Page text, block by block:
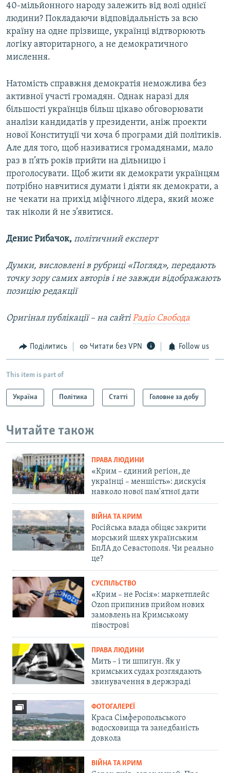
40-мільйонного народу залежить від волі однієї
людини? Покладаючи відповідальність за всю
країну на одне прізвище, українці відтворюють
логіку авторитарного, а не демократичного
мислення.
Натомість справжня демократія неможлива без
активної участі громадян. Однак наразі для
більшості українців більш цікаво обговорювати
аналізи кандидатів у президенти, аніж проекти
нової Конституції чи хоча б програми дій політиків.
Але для того, щоб називатися громадянами, мало
раз в п’ять років прийти на дільницю і
проголосувати. Щоб жити як демократи українцям
потрібно навчитися думати і діяти як демократи, а
не чекати на прихід міфічного лідера, який може
так ніколи й не з’явитися.
Денис Рибачок, політичний експерт
Думки, висловлені в рубриці «Погляд», передають
точку зору самих авторів і не завжди відображають
позицію редакції
Оригінал публікації – на сайтіРадіо Свобода
Поділитись Читати без VPN Follow us
This item is part of
Україна Політика Статті Головне за добу
Читайте також
ПРАВА ЛЮДИНИ
«Крим – єдиний регіон, де
українці – меншість»: дискусія
навколо нової пам'ятної дати
ВІЙНА ТА КРИМ
Російська влада обіцяє закрити
морський шлях українським
БпЛА до Севастополя. Чи реально
це?
СУСПІЛЬСТВО
«Крим – не Росія»: маркетплейс
Ozon припинив прийом нових
замовлень на Кримському
півострові
ПРАВА ЛЮДИНИ
Мить – і ти шпигун. Як у
кримських судах розглядають
звинувачення в держзраді
ФОТОГАЛЕРЕЇ
Краса Сімферопольського
водосховища та занедбаність
довкола
ВІЙНА ТА КРИМ